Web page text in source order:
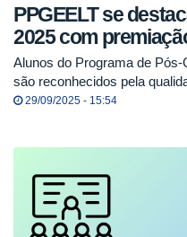
PPGEELT se
2025 com
Alunos do Programa de
são reconhecidos pela
29/09/2025 - 15:54